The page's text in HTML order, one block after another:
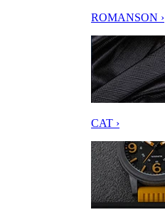
ROMANSON ›
CAT ›